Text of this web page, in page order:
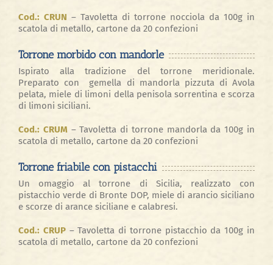
Cod.: CRUN – Tavoletta di torrone nocciola da 100g in
scatola di metallo, cartone da 20 confezioni
Torrone morbido con mandorle
Ispirato alla tradizione del torrone meridionale.
Preparato con
gemella di mandorla pizzuta di Avola
pelata, miele di limoni della penisola sorrentina e scorza
di limoni siciliani.
Cod.: CRUM –Tavoletta di torrone mandorla da 100g in
scatola di metallo, cartone da 20 confezioni
Torrone friabile con pistacchi
Un omaggio al torrone di Sicilia, realizzato con
pistacchio verde di Bronte DOP, miele di arancio siciliano
e scorze di arance siciliane e calabresi.
Cod.: CRUP – Tavoletta di torrone pistacchio da 100g in
scatola di metallo, cartone da 20 confezioni